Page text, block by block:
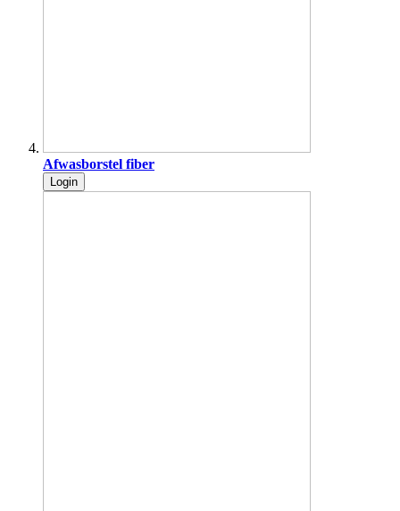
Afwasborstel fiber
Login